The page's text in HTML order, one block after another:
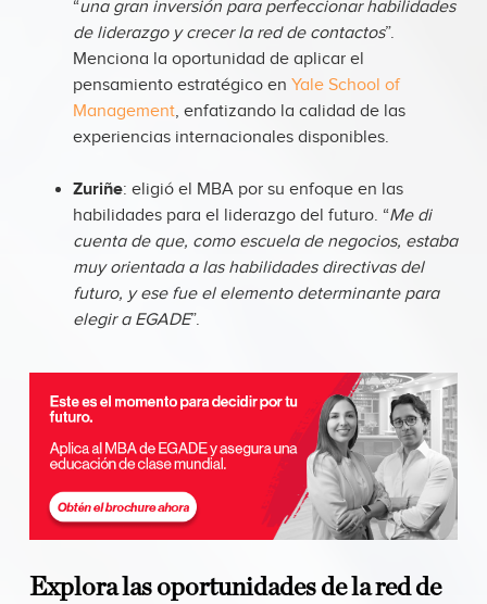
“una gran inversión para perfeccionar habilidades
de liderazgo y crecer la red de contactos”.
Menciona la oportunidad de aplicar el
pensamiento estratégico en Yale School of
Management, enfatizando la calidad de las
experiencias internacionales disponibles.
Zuriñe: eligió el MBA por su enfoque en las
habilidades para el liderazgo del futuro. “Me di
cuenta de que, como escuela de negocios, estaba
muy orientada a las habilidades directivas del
futuro, y ese fue el elemento determinante para
elegir a EGADE”.
Explora las oportunidades de la red de